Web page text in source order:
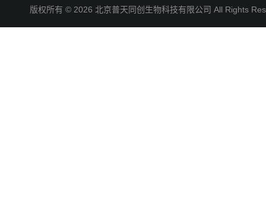
版权所有 © 2026 北京普天同创生物科技有限公司 All Rights